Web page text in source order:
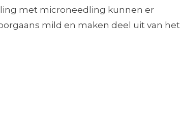
met microneedling kunnen er
mild en maken deel uit van het